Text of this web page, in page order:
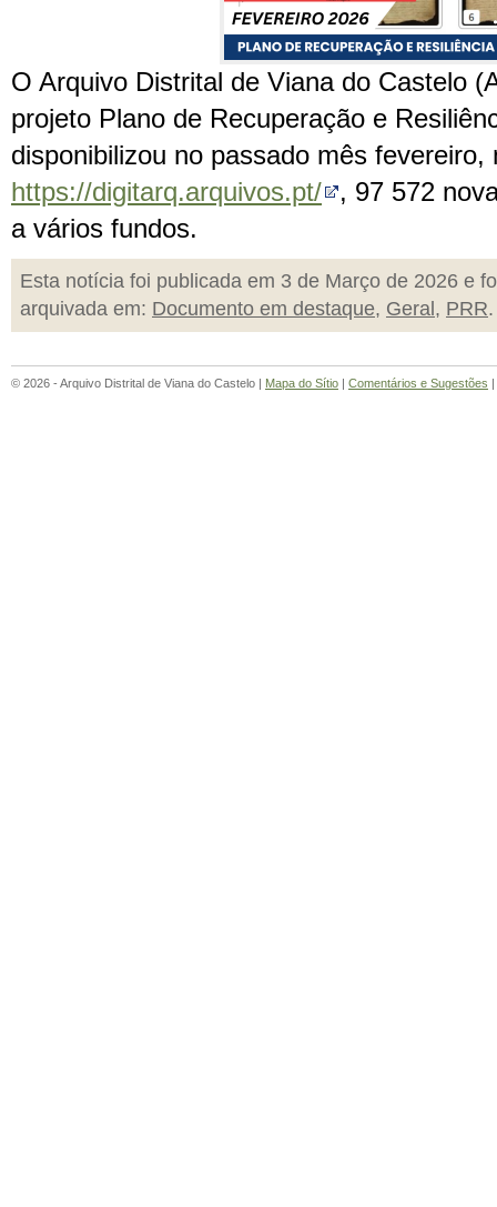
O Arquivo Distrital de Viana do Castelo
projeto Plano de Recuperação e
disponibilizou no passado mês fevereiro,
https://digitarq.arquivos.pt/
, 97 572
a vários fundos.
Esta notícia foi publicada em 3 de Março de 2026 e
arquivada em: Documento em destaque, Geral , PRR.
© 2026 - Arquivo Distrital de Viana do Castelo | Mapa do Sítio | Comentários e Sugestões |